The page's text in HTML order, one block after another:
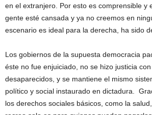
en el extranjero. Por esto es comprensible y
gente esté cansada y ya no creemos en
escenario es ideal para la derecha, ha sido
Los gobiernos de la supuesta democracia
éste no fue enjuiciado, no se hizo justicia
desaparecidos, y se mantiene el mismo
político y social instaurado en dictadura.
los derechos sociales básicos, como la